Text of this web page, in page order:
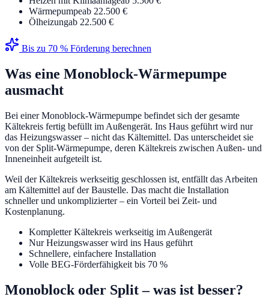
Wärmepumpeab 22.500 €
Ölheizungab 22.500 €
Bis zu 70 % Förderung berechnen
Was eine Monoblock-Wärmepumpe
ausmacht
Bei einer Monoblock-Wärmepumpe befindet sich der gesamte
Kältekreis fertig befüllt im Außengerät. Ins Haus geführt wird nur
das Heizungswasser – nicht das Kältemittel. Das unterscheidet sie
von der Split-Wärmepumpe, deren Kältekreis zwischen Außen- und
Inneneinheit aufgeteilt ist.
Weil der Kältekreis werkseitig geschlossen ist, entfällt das Arbeiten
am Kältemittel auf der Baustelle. Das macht die Installation
schneller und unkomplizierter – ein Vorteil bei Zeit- und
Kostenplanung.
Kompletter Kältekreis werkseitig im Außengerät
Nur Heizungswasser wird ins Haus geführt
Schnellere, einfachere Installation
Volle BEG-Förderfähigkeit bis 70 %
Monoblock oder Split – was ist besser?